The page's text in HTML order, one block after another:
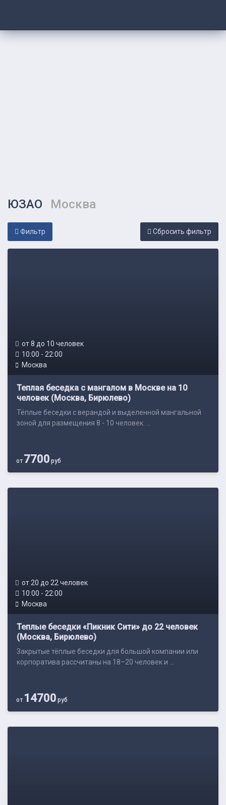
ЮЗАО Москва
Фильтр Cбросить фильтр
от 8 до 10 человек
10:00 - 22:00
Москва
Теплая беседка с мангалом в Москве на 10
человек (Москва, Бирюлево)
Тёплые беседки c верандой и выделенной мангальной
зоной для размещения 8 - 10 человек. ...
от7700 руб
от 20 до 22 человек
10:00 - 22:00
Москва
Теплые беседки «Пикник Сити» до 22 человек
(Москва, Бирюлево)
Закрытые тёплые беседки для большой компании или
корпоратива рассчитаны на 18–20 человек и ...
от 14700 руб